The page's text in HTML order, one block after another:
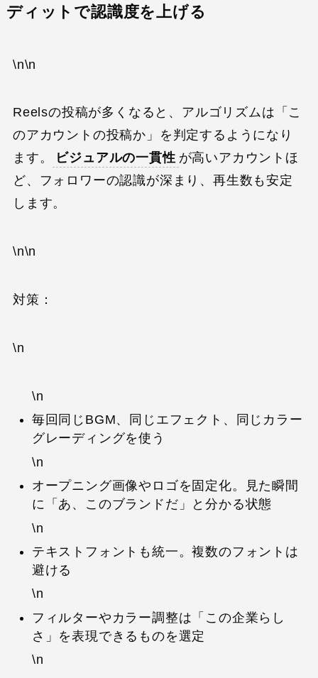
ディットで認識度を上げる
\n\n
Reelsの投稿が多くなると、アルゴリズムは「こ
のアカウントの投稿か」を判定するようになり
ます。
ビジュアルの一貫性 が高いアカウントほ
ど、フォロワーの認識が深まり、再生数も安定
します。
\n\n
対策：
\n
\n
毎回同じBGM、同じエフェクト、同じカラー
グレーディングを使う
\n
オープニング画像やロゴを固定化。見た瞬間
に「あ、このブランドだ」と分かる状態
\n
テキストフォントも統一。複数のフォントは
避ける
\n
フィルターやカラー調整は「この企業らし
さ」を表現できるものを選定
\n